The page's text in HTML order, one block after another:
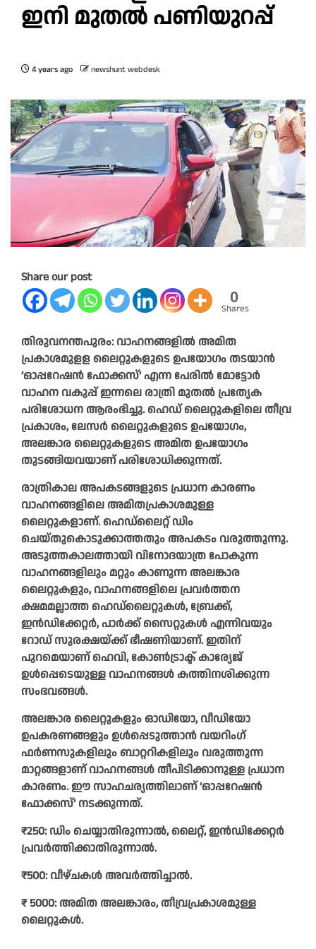
ഇനി മുതൽ പണിയുറപ്പ്
4 years ago newshunt webdesk
Share our post
0
Shares
തിരുവനന്തപുരം: വാഹനങ്ങളിൽ അമിത
പ്രകാശമുളള ലൈറ്റുകളുടെ ഉപയോഗം തടയാൻ
‘ഓപ്പറേഷൻ ഫോക്കസ്’ എന്ന പേരിൽ മോട്ടോർ
വാഹന വകുപ്പ് ഇന്നലെ രാത്രി മുതൽ പ്രത്യേക
പരിശോധന ആരംഭിച്ചു. ഹെഡ് ലൈറ്റുകളിലെ തീവ്ര
പ്രകാശം, ലേസർ ലൈറ്റുകളുടെ ഉപയോഗം,
അലങ്കാര ലൈറ്റുകളുടെ അമിത ഉപയോഗം
തുടങ്ങിയവയാണ് പരിശോധിക്കുന്നത്.
രാത്രികാല അപകടങ്ങളുടെ പ്രധാന കാരണം
വാഹനങ്ങളിലെ അമിതപ്രകാശമുള്ള
ലൈറ്റുകളാണ്. ഹെഡ്ലൈറ്റ് ഡിം
ചെയ്തുകൊടുക്കാത്തതും അപകടം വരുത്തുന്നു.
അടുത്തകാലത്തായി വിനോദയാത്ര പോകുന്ന
വാഹനങ്ങളിലും മറ്റും കാണുന്ന അലങ്കാര
ലൈറ്റുകളും, വാഹനങ്ങളിലെ പ്രവർത്തന
ക്ഷമമല്ലാത്ത ഹെഡ്‌ലൈറ്റുകൾ, ബ്രേക്ക്,
ഇൻഡിക്കേറ്റർ, പാർക്ക് സൈറ്റുകൾ എന്നിവയും
റോഡ് സുരക്ഷയ്ക്ക് ഭീഷണിയാണ്. ഇതിന്
പുറമെയാണ് ഹെവി, കോൺട്രാക്ട് കാര്യേജ്
ഉൾപ്പെടെയുള്ള വാഹനങ്ങൾ കത്തിനശിക്കുന്ന
സംഭവങ്ങൾ.
അലങ്കാര ലൈറ്റുകളും ഓഡിയോ, വീഡിയോ
ഉപകരണങ്ങളും ഉൾപ്പെടുത്താൻ വയറിംഗ്
ഫർണസുകളിലും ബാറ്ററികളിലും വരുത്തുന്ന
മാറ്റങ്ങളാണ് വാഹനങ്ങൾ തീപിടിക്കാനുള്ള പ്രധാന
കാരണം. ഈ സാഹചര്യത്തിലാണ് ‘ഓപ്പറേഷൻ
ഫോക്കസ്’ നടക്കുന്നത്.
₹250: ഡിം ചെയ്യാതിരുന്നാൽ, ലൈറ്റ്, ഇൻഡിക്കേറ്റർ
പ്രവർത്തിക്കാതിരുന്നാൽ.
₹500: വീഴ്ചകൾ അവർത്തിച്ചാൽ.
₹ 5000: അമിത അലങ്കാരം, തീവ്രപ്രകാശമുള്ള
ലൈറ്റുകൾ.